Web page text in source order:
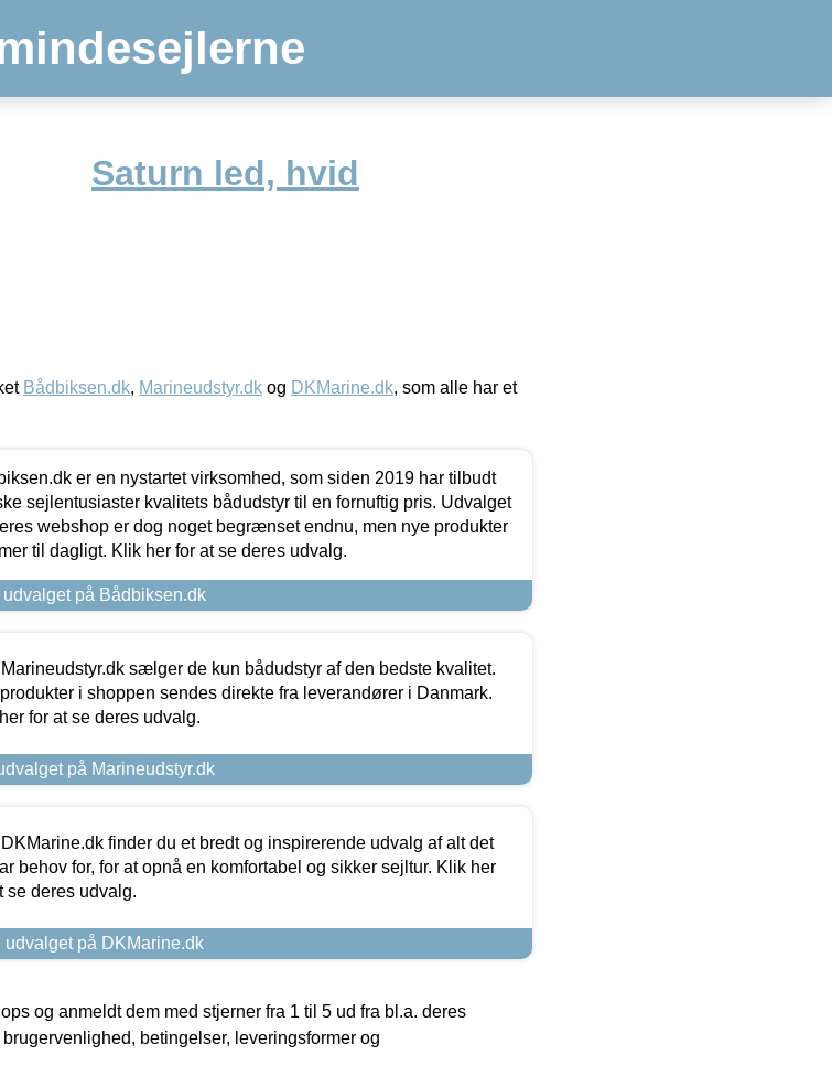
Saturn led, hvid
Bådbiksen.dk, Marineudstyr.dk og DKMarine.dk, som alle har et
er en nystartet virksomhed, som siden 2019 har tilbudt
sejlentusiaster kvalitets bådudstyr til en fornuftig pris. Udvalget
webshop er dog noget begrænset endnu, men nye produkter
til dagligt. Klik her for at se deres udvalg.
udvalget på Bådbiksen.dk
sælger de kun bådudstyr af den bedste kvalitet.
i shoppen sendes direkte fra leverandører i Danmark.
for at se deres udvalg.
på Marineudstyr.dk
finder du et bredt og inspirerende udvalg af alt det
behov for, for at opnå en komfortabel og sikker sejltur. Klik her
se deres udvalg.
udvalget på DKMarine.dk
og anmeldt dem med stjerner fra 1 til 5 ud fra bl.a. deres
betingelser, leveringsformer og